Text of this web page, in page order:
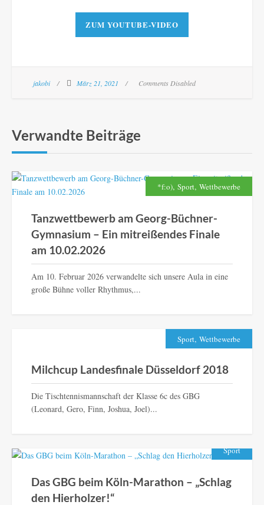
ZUM YOUTUBE-VIDEO
jakobi März 21, 2021 Comments Disabled
Verwandte Beiträge
*f:o), Sport, Wettbewerbe
Tanzwettbewerb am Georg-Büchner-
Gymnasium – Ein mitreißendes Finale
am 10.02.2026
Am 10. Februar 2026 verwandelte sich unsere Aula in eine
große Bühne voller Rhythmus,...
Sport, Wettbewerbe
Milchcup Landesfinale Düsseldorf 2018
Die Tischtennismannschaft der Klasse 6c des GBG
(Leonard, Gero, Finn, Joshua, Joel)...
Sport
Das GBG beim Köln-Marathon – „Schlag
den Hierholzer!“